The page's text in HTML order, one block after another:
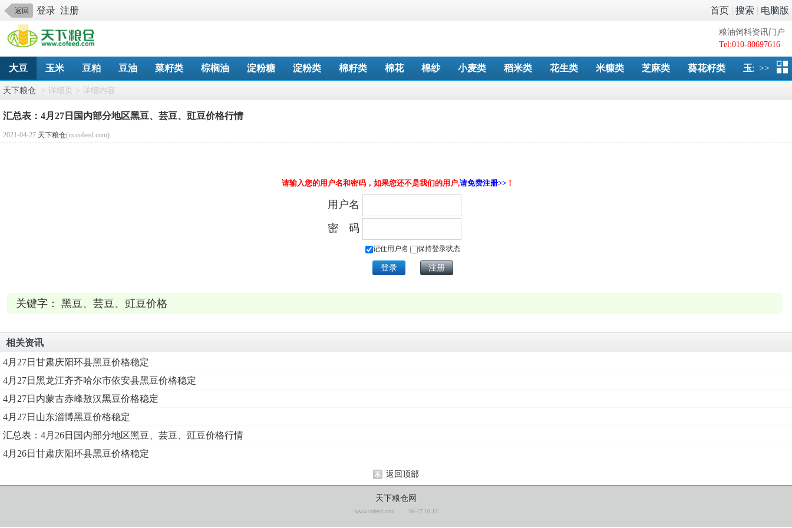
返回 登录 注册 首页 | 搜索 | 电脑版
粮油饲料资讯门户
Tel:010-80697616
大豆 玉米 豆粕 豆油 菜籽类 棕榈油 淀粉糖 淀粉类 棉籽类 棉花 棉纱 小麦类 稻米类 花生类 米糠类 芝麻类 葵花籽类 玉米油粕
>>
天下粮仓 > 详细页 > 详细内容
汇总表：4月27日国内部分地区黑豆、芸豆、豇豆价格行情
2021-04-27 天下粮仓(m.cofeed.com)
请输入您的用户名和密码，如果您还不是我们的用户,请免费注册>>！
用户名
密 码
记住用户名 保持登录状态
关键字： 黑豆、芸豆、豇豆价格
相关资讯
4月27日甘肃庆阳环县黑豆价格稳定
4月27日黑龙江齐齐哈尔市依安县黑豆价格稳定
4月27日内蒙古赤峰敖汉黑豆价格稳定
4月27日山东淄博黑豆价格稳定
汇总表：4月26日国内部分地区黑豆、芸豆、豇豆价格行情
4月26日甘肃庆阳环县黑豆价格稳定
返回顶部
天下粮仓网
www.cofeed.com 06-17 10:13